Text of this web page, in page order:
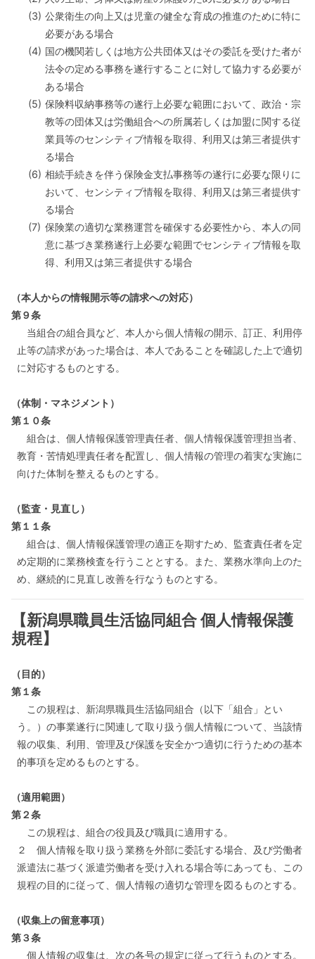
(3) 公衆衛生の向上又は児童の健全な育成の推進のために特に
必要がある場合
(4) 国の機関若しくは地方公共団体又はその委託を受けた者が
法令の定める事務を遂行することに対して協力する必要が
ある場合
(5) 保険料収納事務等の遂行上必要な範囲において、政治・宗
教等の団体又は労働組合への所属若しくは加盟に関する従
業員等のセンシティブ情報を取得、利用又は第三者提供す
る場合
(6) 相続手続きを伴う保険金支払事務等の遂行に必要な限りに
おいて、センシティブ情報を取得、利用又は第三者提供す
る場合
(7) 保険業の適切な業務運営を確保する必要性から、本人の同
意に基づき業務遂行上必要な範囲でセンシティブ情報を取
得、利用又は第三者提供する場合
（本人からの情報開示等の請求への対応）
第９条
当組合の組合員など、本人から個人情報の開示、訂正、利用停
止等の請求があった場合は、本人であることを確認した上で適切
に対応するものとする。
（体制・マネジメント）
第１０条
組合は、個人情報保護管理責任者、個人情報保護管理担当者、
教育・苦情処理責任者を配置し、個人情報の管理の着実な実施に
向けた体制を整えるものとする。
（監査・見直し）
第１１条
組合は、個人情報保護管理の適正を期すため、監査責任者を定
め定期的に業務検査を行うこととする。また、業務水準向上のた
め、継続的に見直し改善を行なうものとする。
【新潟県職員生活協同組合 個人情報保護
規程】
（目的）
第１条
この規程は、新潟県職員生活協同組合（以下「組合」とい
う。）の事業遂行に関連して取り扱う個人情報について、当該情
報の収集、利用、管理及び保護を安全かつ適切に行うための基本
的事項を定めるものとする。
（適用範囲）
第２条
この規程は、組合の役員及び職員に適用する。
２ 個人情報を取り扱う業務を外部に委託する場合、及び労働者
派遣法に基づく派遣労働者を受け入れる場合等にあっても、この
規程の目的に従って、個人情報の適切な管理を図るものとする。
（収集上の留意事項）
第３条
個人情報の収集は、次の各号の規定に従って行うものとする。